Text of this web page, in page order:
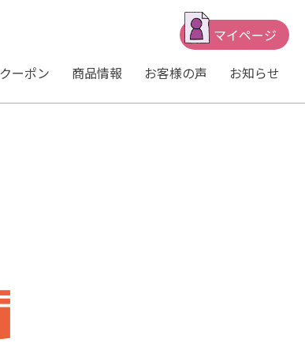
マイページ
クーポン 商品情報 お客様の声 お知らせ